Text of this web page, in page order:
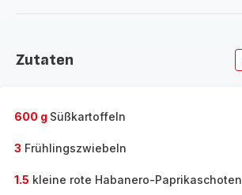
das
Zutaten
600 g Süßkartoffeln
3 Frühlingszwiebeln
1.5 kleine rote Habanero-Paprikaschoten